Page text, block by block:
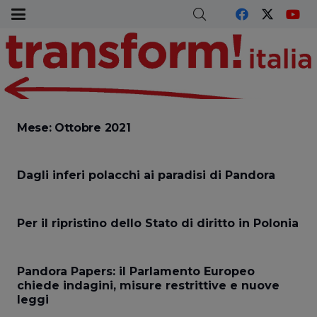
Mese: Ottobre 2021
Dagli inferi polacchi ai paradisi di Pandora
Per il ripristino dello Stato di diritto in Polonia
Pandora Papers: il Parlamento Europeo
chiede indagini, misure restrittive e nuove
leggi